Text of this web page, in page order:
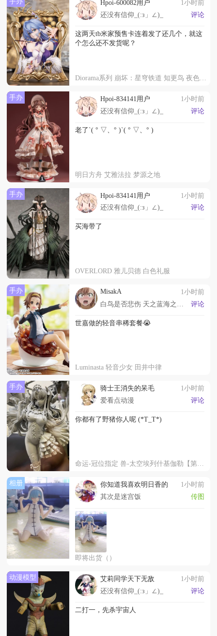
Hpoi-600082用户
1小时前
还没有信仰_(:з」∠)_
评论
这两天tb米家预售卡连着发了还几个，就这
个怎么还不发货呢？
Diorama系列 崩坏：星穹铁道 知更鸟 夜色流光溢彩
手办 Hpoi-834141用户
1小时前
还没有信仰_(:з」∠)_
评论
老了ˋ( ° ▽、° )ˋ( ° ▽、° )
明日方舟 艾雅法拉 梦源之地
手办 Hpoi-834141用户
1小时前
还没有信仰_(:з」∠)_
评论
买海带了
OVERLORD 雅儿贝德 白色礼服
手办 MisakA
1小时前
评论
世嘉做的轻音串稀套餐😭
Luminasta 轻音少女 田井中律
手办 骑士王消失的呆毛
1小时前
爱看点动漫
评论
你都有了野猪你人呢 (*T_T*)
命运-冠位指定 兽-太空埃列什基伽勒【第三再临】
相册 你知道我喜欢明日香的
1小时前
其次是迷宫饭
传图
即将出货（）
动漫模型 艾莉同学天下无敌
1小时前
还没有信仰_(:з」∠)_
评论
二打一，先杀宇宙人